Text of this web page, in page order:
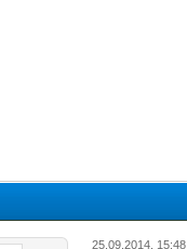
25.09.2014, 15:48